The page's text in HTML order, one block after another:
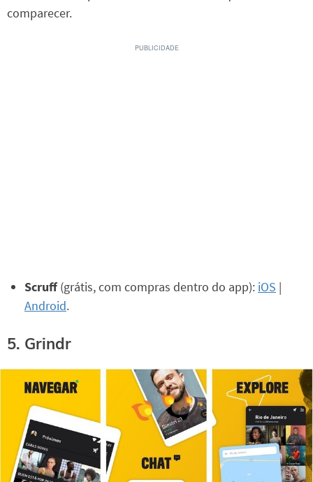
comparecer.
Scruff(grátis, com compras dentro do app): iOS |
Android.
5. Grindr